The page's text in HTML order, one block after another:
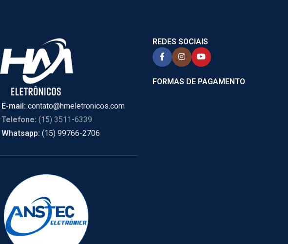
E-mail: contato@hmeletronicos.com
Telefone: (15) 3511-6339
Whatsapp: (15) 99766-2706
REDES SOCIAIS
FORMAS DE PAGAMENTO